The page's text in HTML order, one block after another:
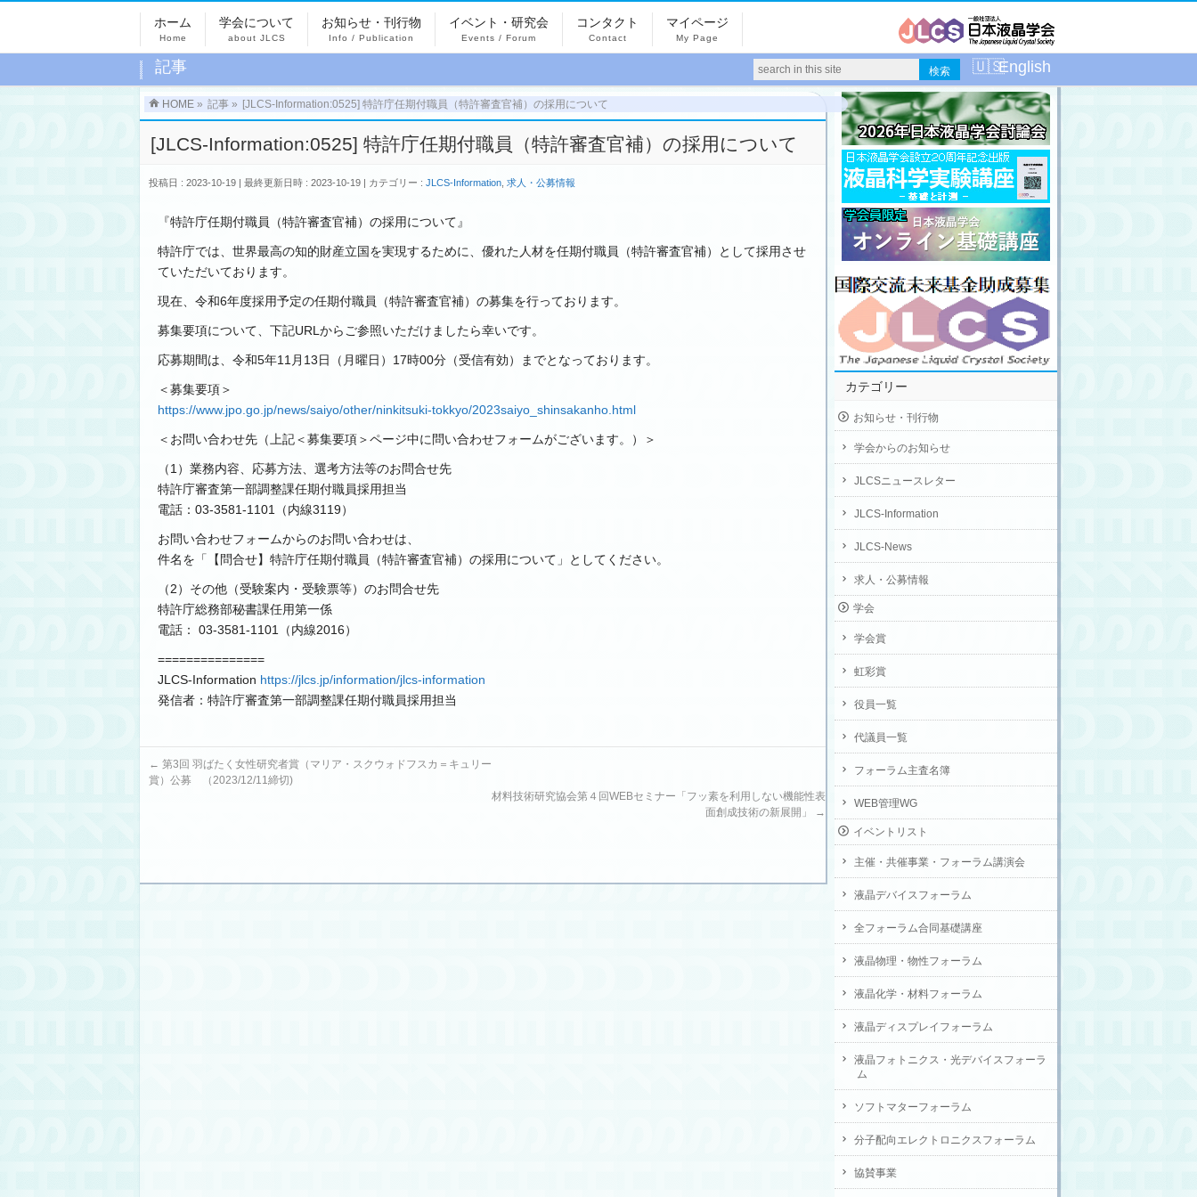
ホーム
Home
学会について
about JLCS
お知らせ・刊行物
Info / Publication
イベント・研究会
Events / Forum
コンタクト
Contact
マイページ
My Page
記事 English
HOME » 記事 » [JLCS-Information:0525] 特許庁任期付職員（特許審査官補）の採用について
[JLCS-Information:0525] 特許庁任期付職員（特許審査官補）の採用について
投稿日 : 2023-10-19 最終更新日時 : 2023-10-19 カテゴリー : JLCS-Information 求人・公募情報
『特許庁任期付職員（特許審査官補）の採用について』
特許庁では、世界最高の知的財産立国を実現するために、優れた人材を任期付職員（特許審査官補）として採用させ
ていただいております。
現在、令和6年度採用予定の任期付職員（特許審査官補）の募集を行っております。
募集要項について、下記URLからご参照いただけましたら幸いです。
応募期間は、令和5年11月13日（月曜日）17時00分（受信有効）までとなっております。
＜募集要項＞
https://www.jpo.go.jp/news/saiyo/other/ninkitsuki-tokkyo/2023saiyo_shinsakanho.html
＜お問い合わせ先（上記＜募集要項＞ページ中に問い合わせフォームがございます。）＞
（1）業務内容、応募方法、選考方法等のお問合せ先
特許庁審査第一部調整課任期付職員採用担当
電話：03-3581-1101（内線3119）
お問い合わせフォームからのお問い合わせは、
件名を「【問合せ】特許庁任期付職員（特許審査官補）の採用について」としてください。
（2）その他（受験案内・受験票等）のお問合せ先
特許庁総務部秘書課任用第一係
電話： 03-3581-1101（内線2016）
===============
JLCS-Information https://jlcs.jp/information/jlcs-information
発信者：特許庁審査第一部調整課任期付職員採用担当
← 第3回 羽ばたく女性研究者賞（マリア・スクウォドフスカ＝キュリー
賞）公募 （2023/12/11締切)
材料技術研究協会第４回WEBセミナー「フッ素を利用しない機能性表
面創成技術の新展開」
→
カテゴリー
お知らせ・刊行物
学会からのお知らせ
JLCSニュースレター
JLCS-Information
JLCS-News
求人・公募情報
学会
学会賞
虹彩賞
役員一覧
代議員一覧
フォーラム主査名簿
WEB管理WG
イベントリスト
主催・共催事業・フォーラム講演会
液晶デバイスフォーラム
全フォーラム合同基礎講座
液晶物理・物性フォーラム
液晶化学・材料フォーラム
液晶ディスプレイフォーラム
液晶フォトニクス・光デバイスフォーラ
ム
ソフトマターフォーラム
分子配向エレクトロニクスフォーラム
協賛事業